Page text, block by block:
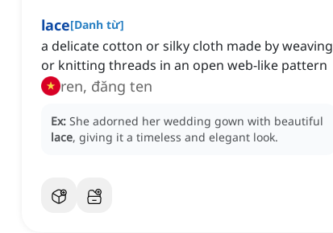
lace[Danh từ]
a delicate cotton or silky cloth made by weaving
or knitting threads in an open web-like pattern
ren, đăng ten
Ex: She adorned her wedding gown with beautiful
lace, giving it a timeless and elegant look.